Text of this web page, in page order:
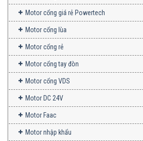
Motor cổng giá rẻ Powertech
Motor cổng lùa
Motor cổng rẻ
Motor cổng tay đòn
Motor cổng VDS
Motor DC 24V
Motor Faac
Motor nhập khẩu